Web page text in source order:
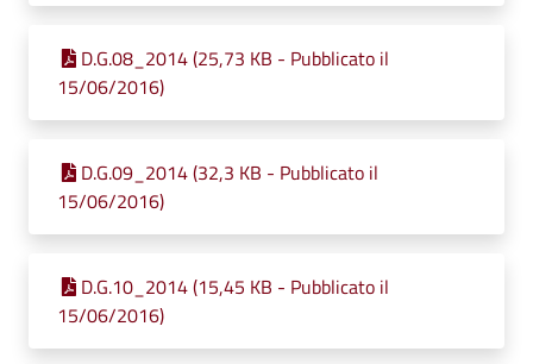
D.G.08_2014 (25,73 KB - Pubblicato il
15/06/2016)
D.G.09_2014 (32,3 KB - Pubblicato il
15/06/2016)
D.G.10_2014 (15,45 KB - Pubblicato il
15/06/2016)